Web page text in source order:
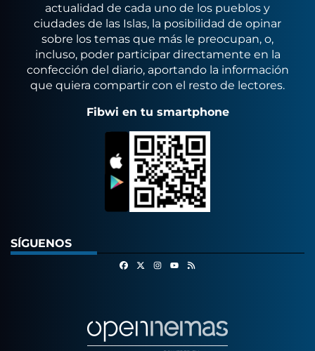
actualidad de cada uno de los pueblos y
ciudades de las Islas, la posibilidad de opinar
sobre los temas que más le preocupan, o,
incluso, poder participar directamente en la
confección del diario, aportando la información
que quiera compartir con el resto de lectores.
Fibwi en tu smartphone
SÍGUENOS
FacebookInstagram